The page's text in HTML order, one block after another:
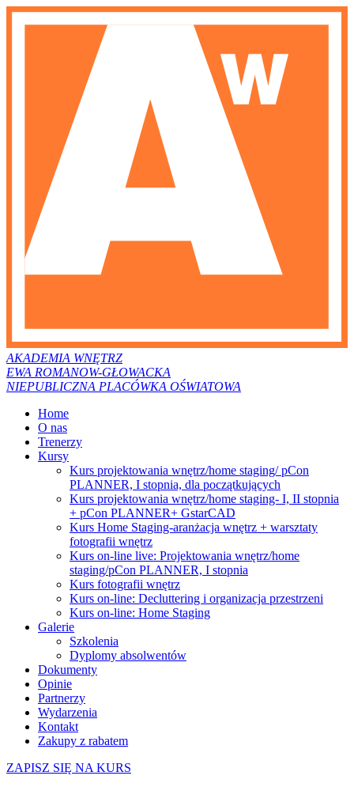
AKADEMIA WNĘTRZ
EWA ROMANOW-GŁOWACKA
NIEPUBLICZNA PLACÓWKA OŚWIATOWA
Home
O nas
Trenerzy
Kursy
Kurs projektowania wnętrz/home staging/ pCon
PLANNER, I stopnia, dla początkujących
Kurs projektowania wnętrz/home staging- I, II stopnia
+ pCon PLANNER+ GstarCAD
Kurs Home Staging-aranżacja wnętrz + warsztaty
fotografii wnętrz
Kurs on-line live: Projektowania wnętrz/home
staging/pCon PLANNER, I stopnia
Kurs fotografii wnętrz
Kurs on-line: Decluttering i organizacja przestrzeni
Kurs on-line: Home Staging
Galerie
Szkolenia
Dyplomy absolwentów
Dokumenty
Opinie
Partnerzy
Wydarzenia
Kontakt
Zakupy z rabatem
ZAPISZ SIĘ NA KURS